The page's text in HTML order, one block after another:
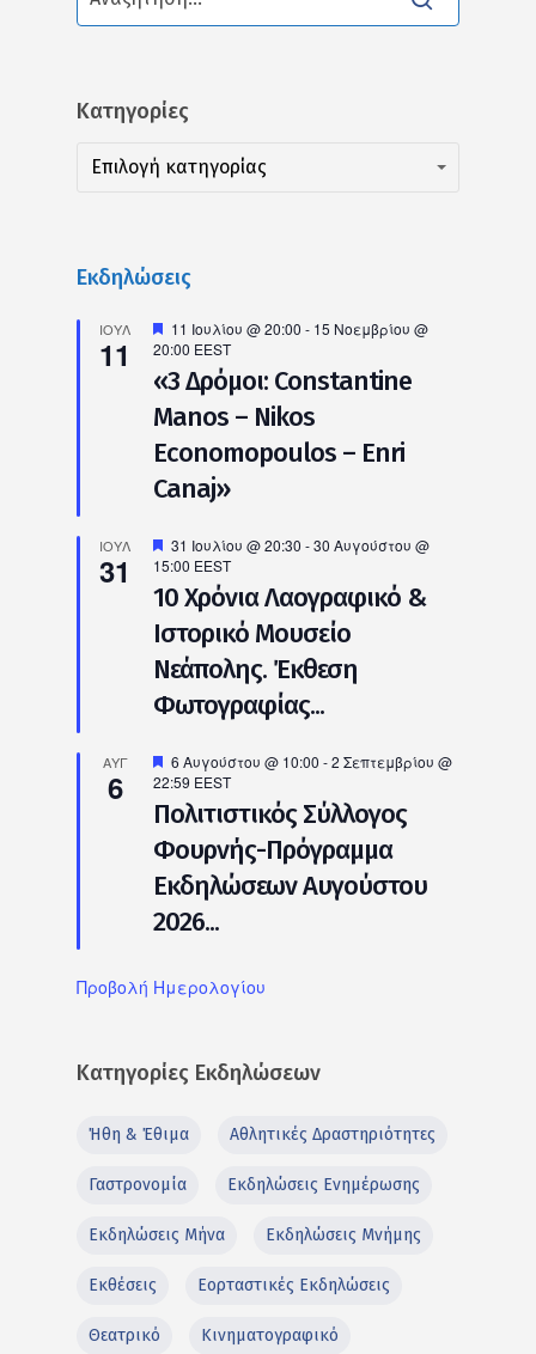
Kατηγορίες
Kατηγορίες
Επιλογή κατηγορίας
Kατηγορίες
Εκδηλώσεις
ΙΟΎΛ
11
Προτεινόμενο
11 Ιουλίου @ 20:00 - 15 Νοεμβρίου @
20:00 EEST
«3 Δρόμοι: Constantine
Manos – Nikos
Economopoulos – Enri
Canaj»
ΙΟΎΛ
31
Προτεινόμενο
31 Ιουλίου @ 20:30 -30 Αυγούστου @
15:00 EEST
10 Χρόνια Λαογραφικό &
Ιστορικό Μουσείο
Νεάπολης. Έκθεση
Φωτογραφίας...
ΑΥΓ
6
Προτεινόμενο
6 Αυγούστου @ 10:00 -2 Σεπτεμβρίου @
22:59 EEST
Πολιτιστικός Σύλλογος
Φουρνής-Πρόγραμμα
Εκδηλώσεων Αυγούστου
2026...
Προβολή Ημερολογίου
Κατηγορίες Εκδηλώσεων
Ήθη & Έθιμα Αθλητικές Δραστηριότητες
Γαστρονομία Εκδηλώσεις Ενημέρωσης
Εκδηλώσεις Μήνα Εκδηλώσεις Μνήμης
Εκθέσεις Εορταστικές Εκδηλώσεις
Θεατρικό Κινηματογραφικό